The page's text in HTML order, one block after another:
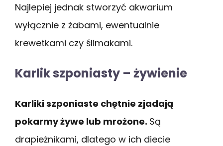
Najlepiej jednak stworzyć akwarium
wyłącznie z żabami, ewentualnie
krewetkami czy ślimakami.
Karlik szponiasty – żywienie
Karliki szponiaste chętnie zjadają
pokarmy żywe lub mrożone. Są
drapieżnikami, dlatego w ich diecie